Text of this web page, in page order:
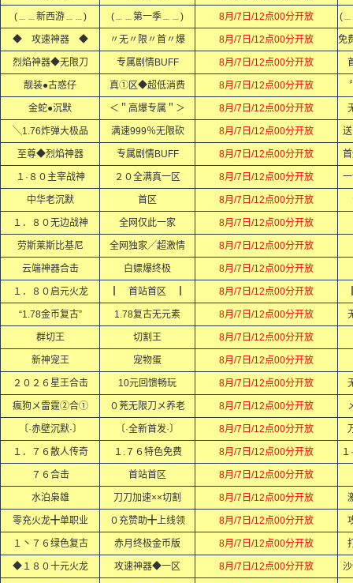
(﹍﹍新西游﹍﹍) (﹍﹍第一季﹍﹍) 8月/7日/12点00分开放
◆ 攻速神器 ◆ 〃无〃限〃首〃爆 8月/7日/12点00分开放
烈焰神器◆无限刀 专属剧情BUFF 8月/7日/12点00分开放
靓装●古惑仔 真①区◆超低消费 8月/7日/12点00分开放
金蛇●沉默 ＜＂高爆专属＂＞ 8月/7日/12点00分开放
╲1.76炸弹大极品 满速999％无限砍 8月/7日/12点00分开放
至尊◆烈焰神器 专属剧情BUFF 8月/7日/12点00分开放
１·８０主宰战神 ２０全满真一区 8月/7日/12点00分开放
中华老沉默 首区 8月/7日/12点00分开放
１．８０无边战神 全网仅此一家 8月/7日/12点00分开放
劳斯莱斯比基尼 全网独家╱超激情 8月/7日/12点00分开放
云端神器合击 白嫖爆终极 8月/7日/12点00分开放
１．８０启元火龙 ┃ 首站首区 ┃ 8月/7日/12点00分开放
“1.78金币复古” 1.78复古无元素 8月/7日/12点00分开放
群切王 切割王 8月/7日/12点00分开放
新神宠王 宠物蛋 8月/7日/12点00分开放
２０２６星王合击 10元回馈畅玩 8月/7日/12点00分开放
瘋狗メ雷霆②合① ０茺无限刀メ养老 8月/7日/12点00分开放
〔·赤壁沉默·〕 〔·全新首发·〕 8月/7日/12点00分开放
１．７６散人传奇 １.７６特色免费 8月/7日/12点00分开放
７６合击 首站首区 8月/7日/12点00分开放
水泊枭雄 刀刀加速××切割 8月/7日/12点00分开放
零充火龙╋单职业 ０充赞助╋上线领 8月/7日/12点00分开放
１丶７６绿色复古 赤月终极金币版 8月/7日/12点00分开放
◆１８０十元火龙 攻速神器◆一区 8月/7日/12点00分开放